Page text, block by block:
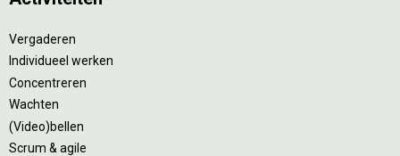
Vergaderen
Individueel werken
Concentreren
Wachten
(Video)bellen
Scrum & agile